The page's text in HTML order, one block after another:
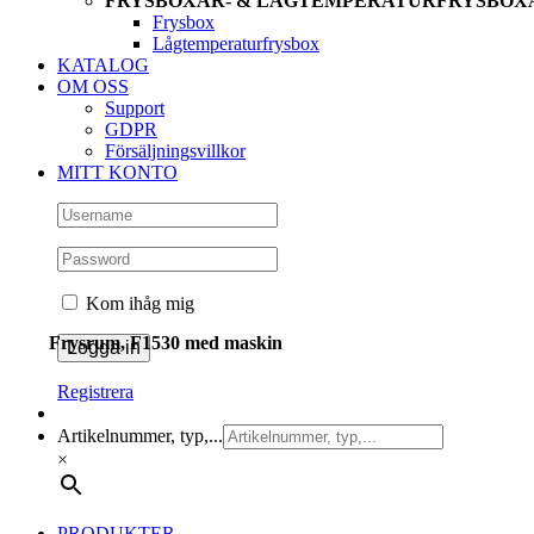
Frysbox
Lågtemperaturfrysbox
KATALOG
OM OSS
Support
GDPR
Försäljningsvillkor
MITT KONTO
Kom ihåg mig
Registrera
Artikelnummer, typ,...
×
Frysrum, F1530 med maskin